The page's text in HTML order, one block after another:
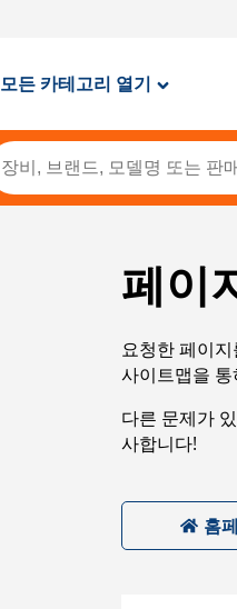
모든 카테고리 열기
페이
요청한 페이
사이트맵을
다른 문제가
사합니다!
홈